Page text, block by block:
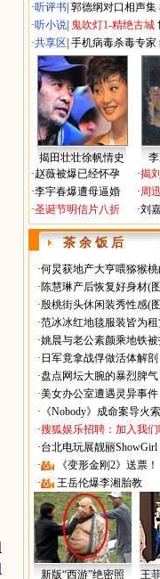
·听评书 郭德纲对口相声集
·听小说 鬼吹灯1-精绝古城
·共享区 手机病毒杀毒专家
揭田壮壮徐帆情史
·赵薇被爆已经怀孕
·李宇春爆遭母逼婚
·圣诞节明信片八折
·揭
·周
·刘
茶 余 饭 后
·何炅获地产大亨喂猕猴
·陈慧琳产后恢复好身材(
·殷桃街头休闲装秀性感(
·范冰冰红地毯服装皆为
·姚晨与老公素颜乘地铁被
· 日军竟拿战俘做活体解剖
·盘点网坛大腕的暴烈脾气
·美女办公室遭遇灵异事件
· 《Nobody》成命案导火索
·搜狐娱乐招聘：加入我们
·台北电玩展靓丽ShowGirl
·
《变形金刚2》送票！
·
王岳伦爆李湘胎教
新版“西游”绝密照 王